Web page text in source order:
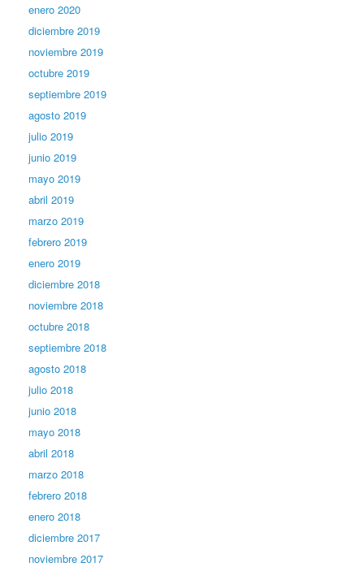
enero 2020
diciembre 2019
noviembre 2019
octubre 2019
septiembre 2019
agosto 2019
julio 2019
junio 2019
mayo 2019
abril 2019
marzo 2019
febrero 2019
enero 2019
diciembre 2018
noviembre 2018
octubre 2018
septiembre 2018
agosto 2018
julio 2018
junio 2018
mayo 2018
abril 2018
marzo 2018
febrero 2018
enero 2018
diciembre 2017
noviembre 2017